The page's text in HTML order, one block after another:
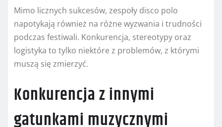
Mimo licznych sukcesów, zespoły disco polo
napotykają również na różne wyzwania i trudności
podczas festiwali. Konkurencja, stereotypy oraz
logistyka to tylko niektóre z problemów, z którymi
muszą się zmierzyć.
Konkurencja z innymi
gatunkami muzycznymi